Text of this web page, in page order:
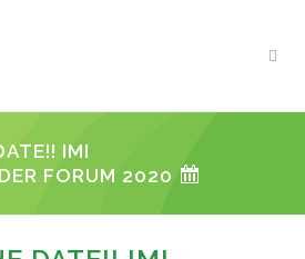
IMI
FORUM 2020